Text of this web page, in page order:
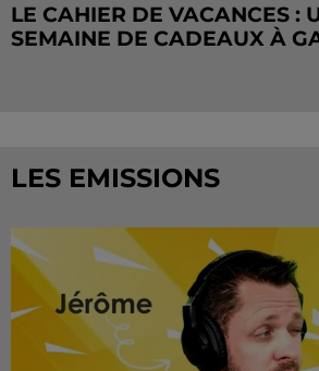
LE CAHIER DE VACANCES :
SEMAINE DE CADEAUX À
LES EMISSIONS